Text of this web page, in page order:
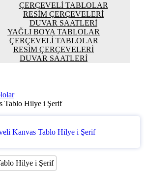
ÇERÇEVELI TABLOLAR
RESIM ÇERÇEVELERI
DUVAR SAATLERI
YAĞLI BOYA TABLOLAR
ÇERÇEVELI TABLOLAR
RESIM ÇERÇEVELERI
DUVAR SAATLERI
Tablo Hilye i Şerif